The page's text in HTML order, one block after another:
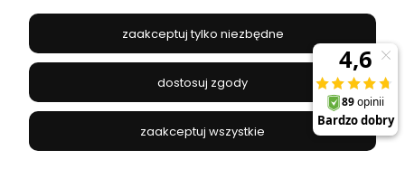
JANEX
669-050-03-43
504 545 749//E-mail:sklep@janexmarket.pl
zaakceptuj tylko niezbędne
dostosuj zgody
zaakceptuj wszystkie